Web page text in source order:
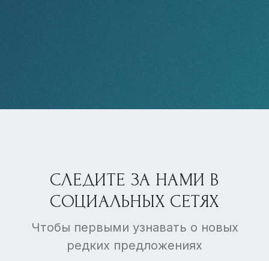
СЛЕДИТЕ ЗА НАМИ В
СОЦИАЛЬНЫХ СЕТЯХ
Чтобы первыми узнавать о новых
редких предложениях